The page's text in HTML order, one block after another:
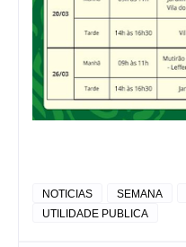
NOTICIAS SEMANA
UTILIDADE PUBLICA